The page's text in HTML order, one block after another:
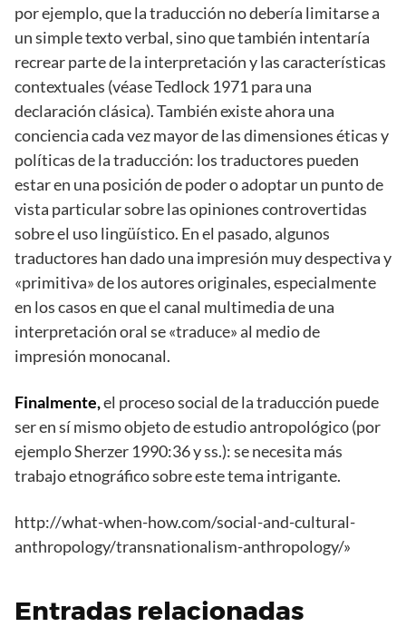
por ejemplo, que la traducción no debería limitarse a
un simple texto verbal, sino que también intentaría
recrear parte de la interpretación y las características
contextuales (véase Tedlock 1971 para una
declaración clásica). También existe ahora una
conciencia cada vez mayor de las dimensiones éticas y
políticas de la traducción: los traductores pueden
estar en una posición de poder o adoptar un punto de
vista particular sobre las opiniones controvertidas
sobre el uso lingüístico. En el pasado, algunos
traductores han dado una impresión muy despectiva y
«primitiva» de los autores originales, especialmente
en los casos en que el canal multimedia de una
interpretación oral se «traduce» al medio de
impresión monocanal.
Finalmente,el proceso social de la traducción puede
ser en sí mismo objeto de estudio antropológico (por
ejemplo Sherzer 1990:36 y ss.): se necesita más
trabajo etnográfico sobre este tema intrigante.
http://what-when-how.com/social-and-cultural-
anthropology/transnationalism-anthropology/»
Entradas relacionadas